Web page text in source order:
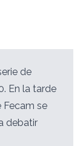
de
En la tarde
Fecam se
debatir